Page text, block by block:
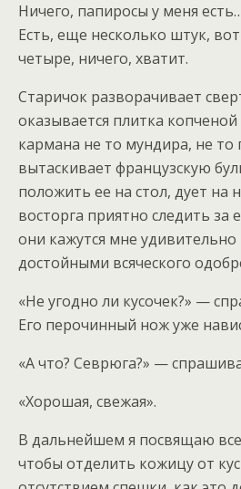
Ничего, папиросы у меня
Есть, еще несколько штук,
четыре, ничего, хватит.
Старичок разворачивает
оказывается плитка
кармана не то мундира, не то
вытаскивает французскую
положить ее на стол, дует на
восторга приятно следить за
они кажутся мне
достойными всяческого
«Не угодно ли кусочек?» —
Его перочинный нож уже
«А что? Севрюга?» —
«Хорошая, свежая».
В дальнейшем я посвящаю
чтобы отделить кожицу от